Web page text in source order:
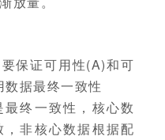
保证可用性(A)和可
据最终一致性
终一致性，核心数
非核心数据根据配